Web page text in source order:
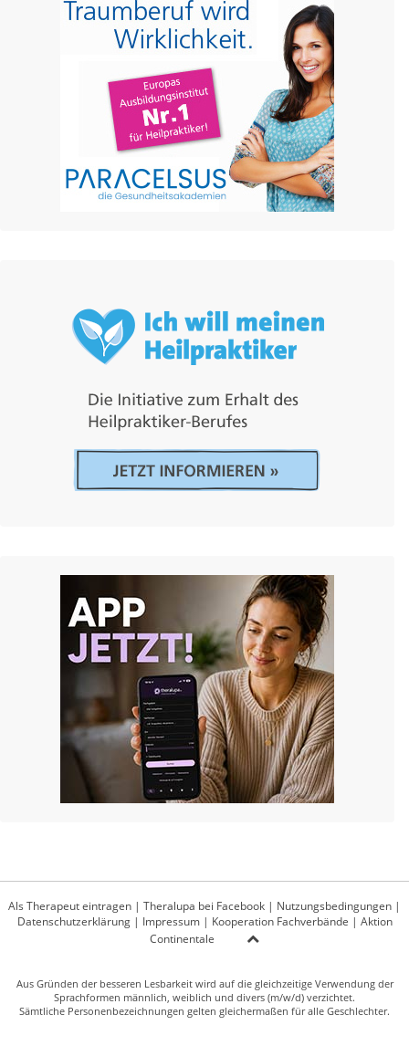
Als Therapeut eintragen | Theralupa bei Facebook | Nutzungsbedingungen |
Datenschutzerklärung| Impressum| Kooperation Fachverbände | Aktion
Continentale
Aus Gründen der besseren Lesbarkeit wird auf die gleichzeitige Verwendung der
Sprachformen männlich, weiblich und divers (m/w/d) verzichtet.
Sämtliche Personenbezeichnungen gelten gleichermaßen für alle Geschlechter.